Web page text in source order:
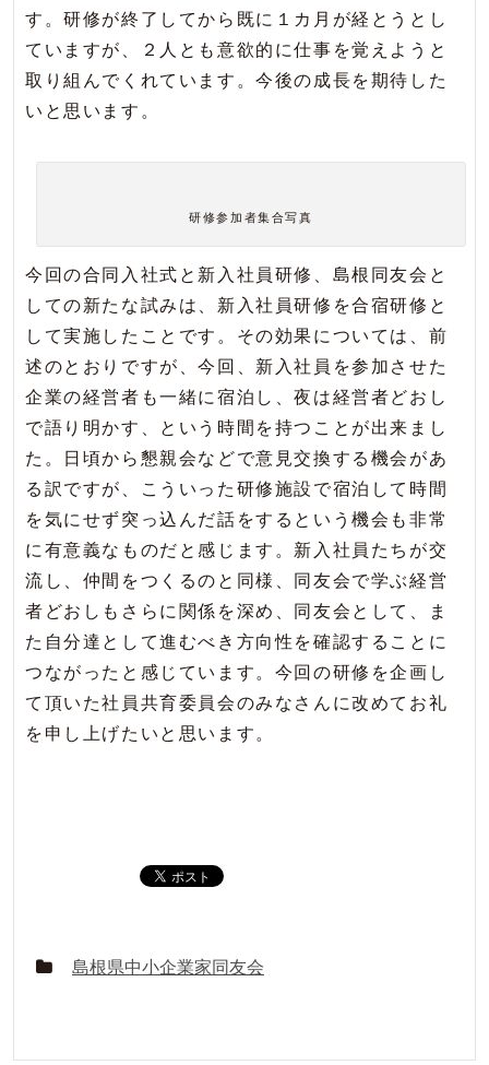
す。研修が終了してから既に１カ月が経とうとし
ていますが、２人とも意欲的に仕事を覚えようと
取り組んでくれています。今後の成長を期待した
いと思います。
研修参加者集合写真
今回の合同入社式と新入社員研修、島根同友会と
しての新たな試みは、新入社員研修を合宿研修と
して実施したことです。その効果については、前
述のとおりですが、今回、新入社員を参加させた
企業の経営者も一緒に宿泊し、夜は経営者どおし
で語り明かす、という時間を持つことが出来まし
た。日頃から懇親会などで意見交換する機会があ
る訳ですが、こういった研修施設で宿泊して時間
を気にせず突っ込んだ話をするという機会も非常
に有意義なものだと感じます。新入社員たちが交
流し、仲間をつくるのと同様、同友会で学ぶ経営
者どおしもさらに関係を深め、同友会として、ま
た自分達として進むべき方向性を確認することに
つながったと感じています。今回の研修を企画し
て頂いた社員共育委員会のみなさんに改めてお礼
を申し上げたいと思います。
島根県中小企業家同友会